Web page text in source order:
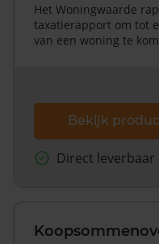
Het Woningwaarde
taxatierapport om tot
van een woning te
Bekijk
Direct leverbaar